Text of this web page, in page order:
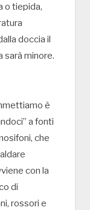
o tiepida,
doccia il
minore.
è
a fonti
che
con la
di
rossori e